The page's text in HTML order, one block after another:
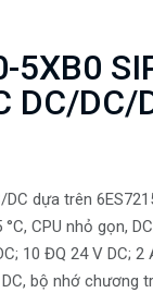
5XB0
DC/DC/
DC dựa trên
CPU nhỏ gọn,
10 ĐQ 24 V DC;
bộ nhớ chương